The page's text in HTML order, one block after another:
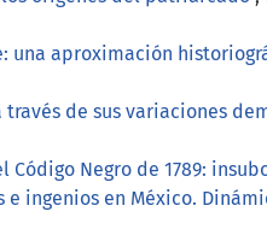
una aproximación
de sus variaciones
Negro de 1789:
e ingenios en México.